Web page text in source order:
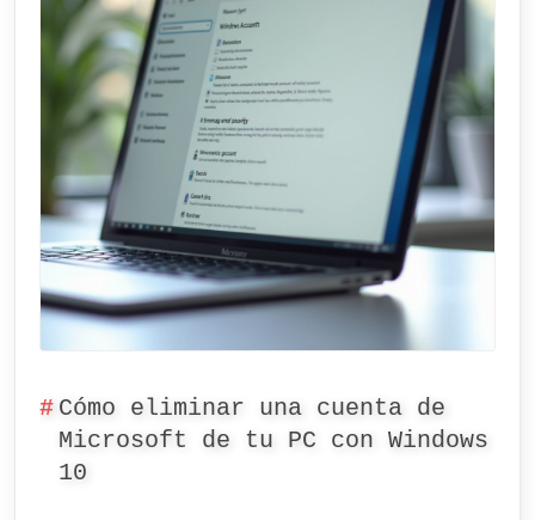
Cómo eliminar una cuenta de
Microsoft de tu PC con Windows
10